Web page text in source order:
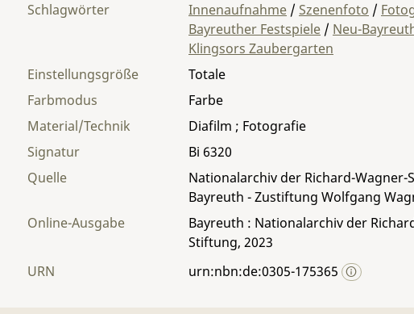
Material/Technik Diafilm ; Fotografie
Einstellungsgröße
Totale
Farbmodus
Farbe
Signatur
Bi 6320
Quelle
Nationalarchiv der Richard-Wagner-
Bayreuth - Zustiftung Wolfgang
Schlagwörter Innenaufnahme / Szenenfoto /
Bayreuther Festspiele / Neu-
Klingsors Zaubergarten
Online-Ausgabe
Bayreuth : Nationalarchiv der
Stiftung, 2023
URN
urn:nbn:de:0305-175365